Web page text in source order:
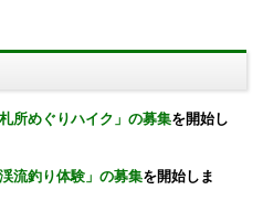
所めぐりハイク」の募集を開始し
流釣り体験」の募集を開始しま